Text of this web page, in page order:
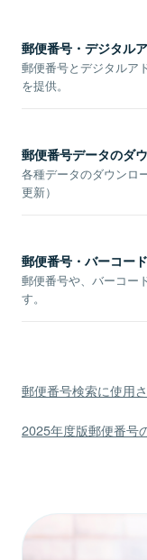
郵便番号・デジタル
郵便番号とデジタルア
を提供。
郵便番号データのダ
各種データのダウンロ
更新）
郵便番号・バーコー
郵便番号や、バーコー
す。
郵便番号検索に使用
2025年度版郵便番号